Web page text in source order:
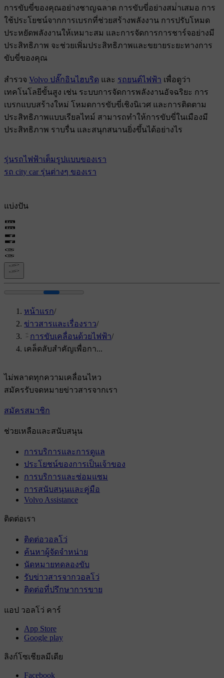
การขับขี่ของคุณอย่างชาญฉลาด การขับขี่อย่างสม่ําเสมอ การ
ใช้ประโยชน์จากการเบรกที่ช่วยสร้างพลังงาน การปรับโหมด
ประหยัดพลังงานให้เหมาะสม และการจัดการการชาร์จอย่างมี
ประสิทธิภาพ จะช่วยเพิ่มประสิทธิภาพและขยายระยะทางการ
ขับขี่ของคุณ
สํารวจ Volvo ปลั๊กอินไฮบริด และ รถยนต์ไฟฟ้า เพื่อดูว่า
เทคโนโลยีขั้นสูง เช่น ระบบการจัดการพลังงานอัจฉริยะ การ
เบรกแบบสร้างใหม่ โหมดการขับขี่เชิงนิเวศ และการติดตาม
ประสิทธิภาพแบบเรียลไทม์ สามารถทําให้การขับขี่ในเมืองมี
ประสิทธิภาพ ราบรื่น และสนุกสนานยิ่งขึ้นได้อย่างไร
รุ่นรถไฟฟ้าเต็มรูปแบบของเรา
รถ city car รุ่นต่างๆ ของเรา
แบ่งปัน
หน้าแรก/
ข่าวสารและเรื่องราว/
การขับเคลื่อนด้วยไฟฟ้า/
เคล็ดลับสำคัญเพื่อกา...